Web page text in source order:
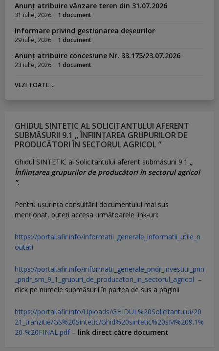
Anunț atribuire vânzare teren din 31.07.2026
31 iulie, 2026 1 document
Informare privind gestionarea deșeurilor
29 iulie, 2026 1 document
Anunț atribuire concesiune Nr. 33.175/23.07.2026
23 iulie, 2026 1 document
VEZI TOATE ...
GHIDUL SINTETIC AL SOLICITANTULUI AFERENT
SUBMĂSURII 9.1 „ ÎNFIINȚAREA GRUPURILOR DE
PRODUCĂTORI ÎN SECTORUL AGRICOL ”
Ghidul SINTETIC al Solicitantului aferent submăsurii 9.1 „
Înființarea grupurilor de producători în sectorul agricol
”.
Pentru uşurinţa consultării documentului mai sus
menţionat, puteţi accesa următoarele link-uri:
https://portal.afir.info/informatii_generale_informatii_utile_n
outati
https://portal.afir.info/informatii_generale_pndr_investitii_prin
_pndr_sm_9_1_grupuri_de_producatori_in_sectorul_agricol –
click pe numele submăsurii în partea de sus a paginii
https://portal.afir.info/Uploads/GHIDUL%20Solicitantului/20
21_tranzitie/GS%20Sintetic/Ghid%20sintetic%20sM%209.1%
20-%20FINAL.pdf– link direct către document